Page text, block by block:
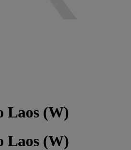
Laos (W)
Laos (W)